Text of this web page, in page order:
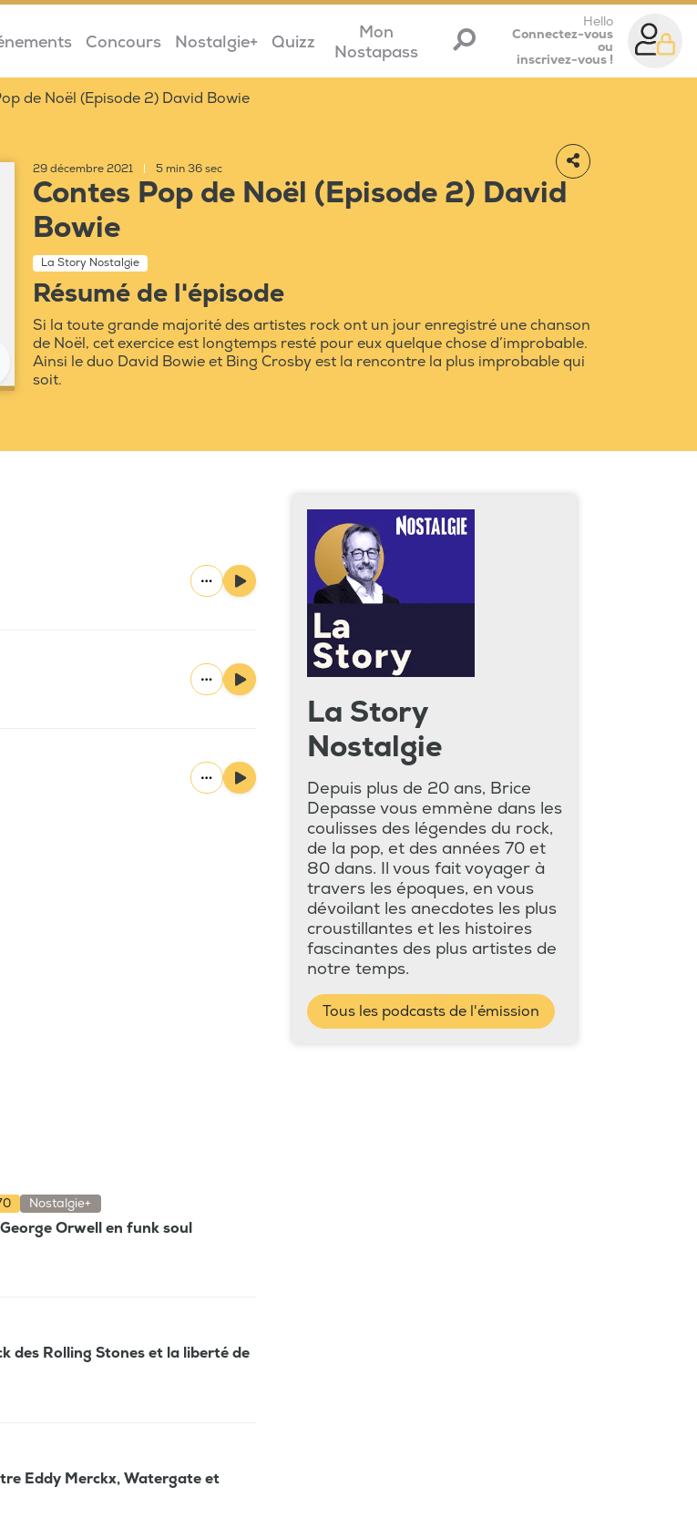
Concours Nostalgie+ Quizz
Mon
Nostapass
Hello
Connectez-vous
ou
inscrivez-vous !
de Noël (Episode 2) David Bowie
29 décembre 2021 5 min 36 sec
Contes Pop de Noël (Episode 2) David
Bowie
La Story Nostalgie
Résumé de l'épisode
Si la toute grande majorité des artistes rock ont un jour enregistré une chanson
de Noël, cet exercice est longtemps resté pour eux quelque chose d’improbable.
Ainsi le duo David Bowie et Bing Crosby est la rencontre la plus improbable qui
soit.
La Story
Nostalgie
Depuis plus de 20 ans, Brice
Depasse vous emmène dans les
coulisses des légendes du rock,
de la pop, et des années 70 et
80 dans. Il vous fait voyager à
travers les époques, en vous
dévoilant les anecdotes les plus
croustillantes et les histoires
fascinantes des plus artistes de
notre temps.
Tous les podcasts de l'émission
Nostalgie+
Orwell en funk soul
des Rolling Stones et la liberté de
Eddy Merckx, Watergate et